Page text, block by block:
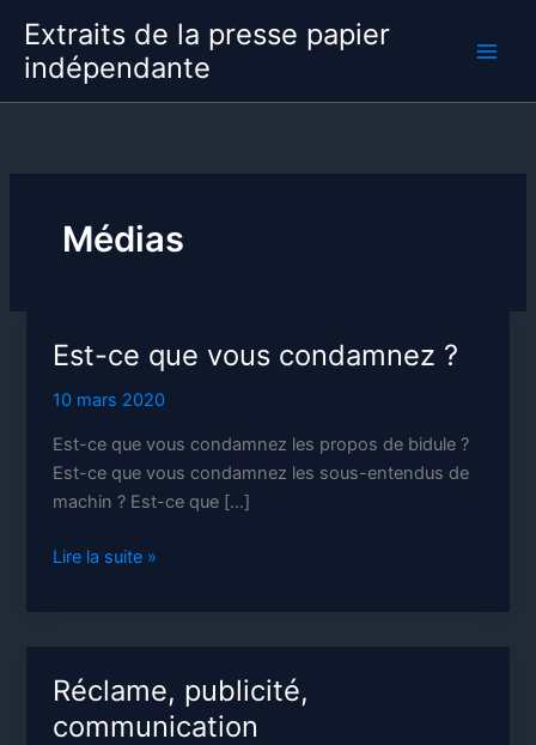
contenu
Extraits de la presse papier
indépendante
Médias
Est-ce que vous condamnez ?
10 mars 2020
Est-ce que vous condamnez les propos de bidule ?
Est-ce que vous condamnez les sous-entendus de
machin ? Est-ce que […]
Est-
?
Lire la suite »
Réclame, publicité,
communication